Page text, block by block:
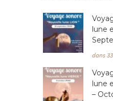
lune
dans
lune
–